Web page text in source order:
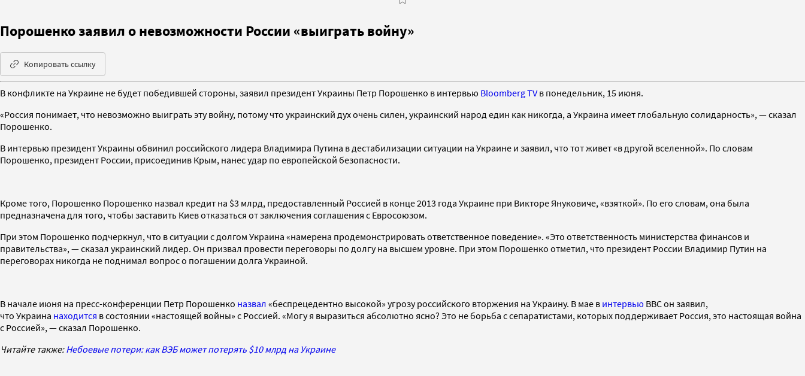
Порошенко заявил о невозможности России «выиграть войну»
Копировать ссылку
В конфликте на Украине не будет победившей стороны, заявил президент Украины Петр Порошенко в интервью Bloomberg TV в понедельник, 15 июня.
«Россия понимает, что невозможно выиграть эту войну, потому что украинский дух очень силен, украинский народ един как никогда, а Украина имеет глобальную солидарность», — сказал
Порошенко.
В интервью президент Украины обвинил российского лидера Владимира Путина в дестабилизации ситуации на Украине и заявил, что тот живет «в другой вселенной». По словам
Порошенко, президент России, присоединив Крым, нанес удар по европейской безопасности.
Кроме того, Порошенко Порошенко назвал кредит на $3 млрд, предоставленный Россией в конце 2013 года Украине при Викторе Януковиче, «взяткой». По его словам, она была
предназначена для того, чтобы заставить Киев отказаться от заключения соглашения с Евросоюзом.
При этом Порошенко подчеркнул, что в ситуации с долгом Украина «намерена продемонстрировать ответственное поведение». «Это ответственность министерства финансов и
правительства», — сказал украинский лидер. Он призвал провести переговоры по долгу на высшем уровне. При этом Порошенко отметил, что президент России Владимир Путин на
переговорах никогда не поднимал вопрос о погашении долга Украиной.
В начале июня на пресс-конференции Петр Порошенко назвал «беспрецедентно высокой» угрозу российского вторжения на Украину. В мае в интервью BBC он заявил,
что Украина находится в состоянии «настоящей войны» с Россией. «Могу я выразиться абсолютно ясно? Это не борьба с сепаратистами, которых поддерживает Россия, это настоящая война
с Россией», — сказал Порошенко.
Читайте также:Небоевые потери: как ВЭБ может потерять $10 млрд на Украине